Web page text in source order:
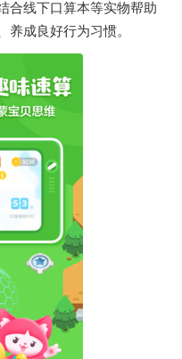
合线下口算本等实物帮助
养成良好行为习惯。